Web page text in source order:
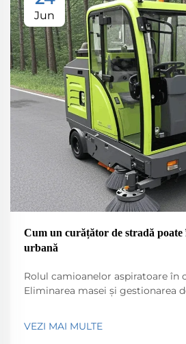
Jun
Cum un curățător de stradă
urbană
Rolul camioanelor aspiratoare în
Eliminarea masei și gestionarea
felul de lucruri care ajung pe
VEZI MAI MULTE